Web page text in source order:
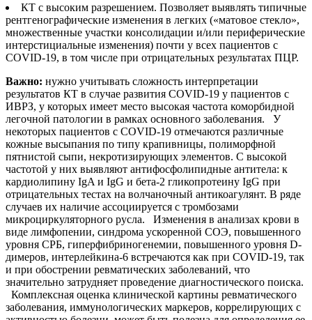
КТ с высоким разрешением. Позволяет выявлять типичные
рентгенографические изменения в легких («матовое стекло»,
множественные участки консолидации и/или периферические
интерстициальные изменения) почти у всех пациентов с
COVID-19, в том числе при отрицательных результатах ПЦР.
Важно: нужно учитывать сложность интерпретации
результатов КТ в случае развития COVID-19 у пациентов с
ИВРЗ, у которых имеет место высокая частота коморбидной
легочной патологии в рамках основного заболевания. У
некоторых пациентов с COVID-19 отмечаются различные
кожные высыпания по типу крапивницы, полиморфной
пятнистой сыпи, некротизирующих элементов. С высокой
частотой у них выявляют антифосфолипидные антитела: к
кардиолипину IgA и IgG и бета-2 гликопротеину IgG при
отрицательных тестах на волчаночный антикоагулянт. В ряде
случаев их наличие ассоциируется с тромбозами
микроциркуляторного русла. Изменения в анализах крови в
виде лимфопении, синдрома ускоренной СОЭ, повышенного
уровня СРБ, гиперфибриногенемии, повышенного уровня D-
димеров, интерлейкина-6 встречаются как при COVID-19, так
и при обострении ревматических заболеваний, что
значительно затрудняет проведение диагностического поиска.
Комплексная оценка клинической картины ревматического
заболевания, иммунологических маркеров, коррелирующих с